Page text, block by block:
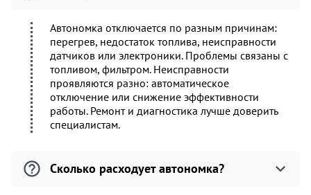
Автономка отключается по разным причинам:
перегрев, недостаток топлива, неисправности
датчиков или электроники. Проблемы связаны с
топливом, фильтром. Неисправности
проявляются разно: автоматическое
отключение или снижение эффективности
работы. Ремонт и диагностика лучше доверить
специалистам.
Сколько расходует автономка?